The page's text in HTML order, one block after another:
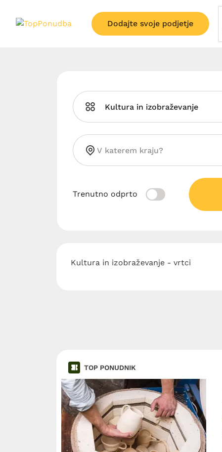
Dodajte svoje podjetje
Kultura in izobraževanje
Trenutno odprto
Kultura in izobraževanje - vrtci
TOP PONUDNIK